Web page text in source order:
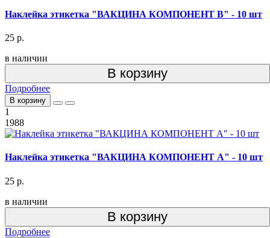
Наклейка этикетка "ВАКЦИНА КОМПОНЕНТ В" - 10 шт
25 р.
в наличии
В корзину
Подробнее
В корзину
1
1988
Наклейка этикетка "ВАКЦИНА КОМПОНЕНТ А" - 10 шт
25 р.
в наличии
В корзину
Подробнее